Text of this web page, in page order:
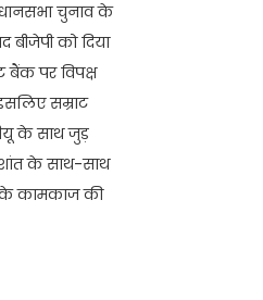
चुनाव के
बीजेपी को दिया
बैंक पर विपक्ष
सम्राट
के साथ जुड़
के साथ-साथ
के कामकाज की